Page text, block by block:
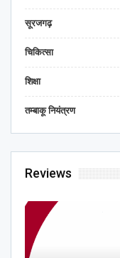
सूरजगढ़
चिकित्सा
शिक्षा
तम्बाकू नियंत्रण
Reviews